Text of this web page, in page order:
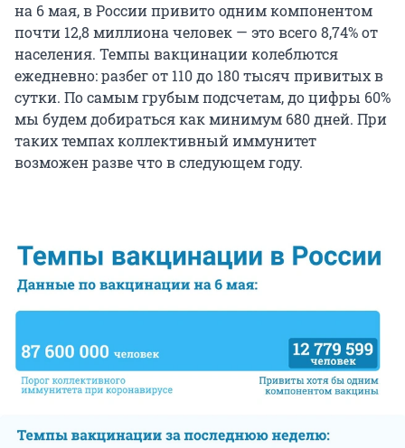
на 6 мая, в России привито одним компонентом
почти 12,8 миллиона человек — это всего 8,74% от
населения. Темпы вакцинации колеблются
ежедневно: разбег от 110 до 180 тысяч привитых в
сутки. По самым грубым подсчетам, до цифры 60%
мы будем добираться как минимум 680 дней. При
таких темпах коллективный иммунитет
возможен разве что в следующем году.